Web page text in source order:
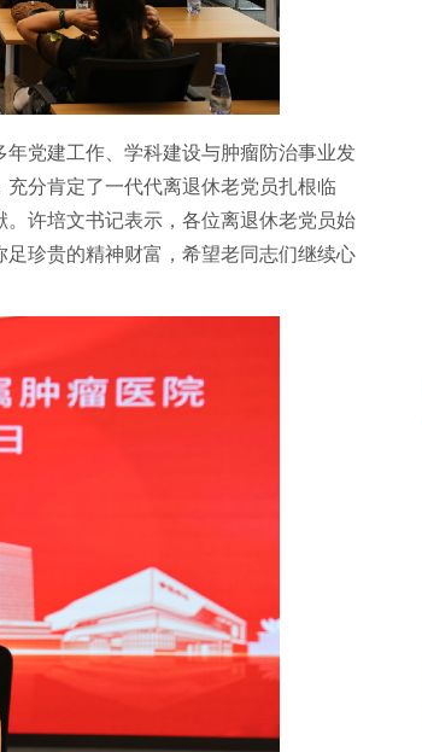
党建工作、学科建设与肿瘤防治事业发
分肯定了一代代离退休老党员扎根临
许培文书记表示，各位离退休老党员始
珍贵的精神财富，希望老同志们继续心